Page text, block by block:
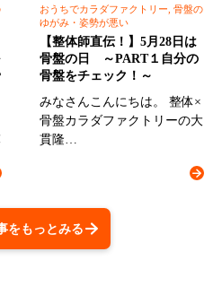
おうちでカラダファクトリー, 骨盤の
ゆがみ・姿勢が悪い
【整体師直伝！】5月28日は
骨盤の日 ～PART１自分の
骨盤をチェック！～
みなさんこんにちは。 整体×
骨盤カラダファクトリーの大
貫隆…
をもっとみる